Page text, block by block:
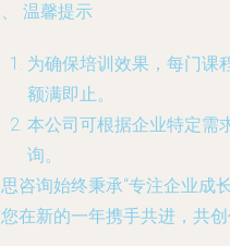
温馨提示
为确保培训效果，每门课
额满即止。
本公司可根据企业特定需
询。
咨询始终秉承“专注企业成
在新的一年携手共进，共创